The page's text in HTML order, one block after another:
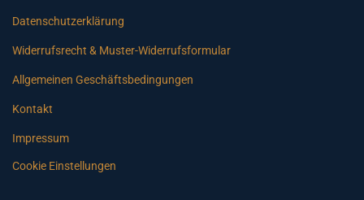
Datenschutzerklärung
Widerrufsrecht & Muster-Widerrufsformular
Allgemeinen Geschäftsbedingungen
Kontakt
Impressum
Cookie Einstellungen